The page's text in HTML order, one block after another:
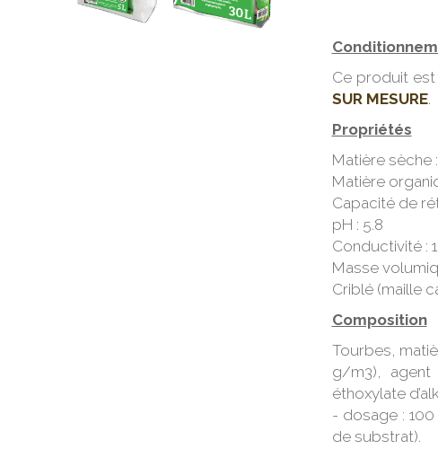
Ce produit
SUR MESURE.
Propriétés
Matière sèche
Matière
Capacité de
pH : 5.8
Conductivité :
Masse
Criblé (maille
Composition
Tourbes,
g/m3), agent
éthoxylate
- dosage :
de substrat).